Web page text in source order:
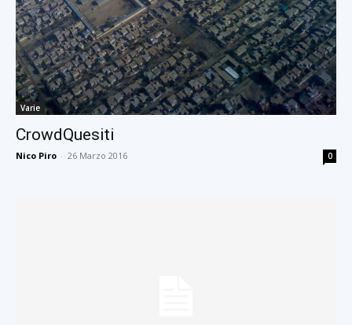
Varie
CrowdQuesiti
Nico Piro - 26 Marzo 2016 0